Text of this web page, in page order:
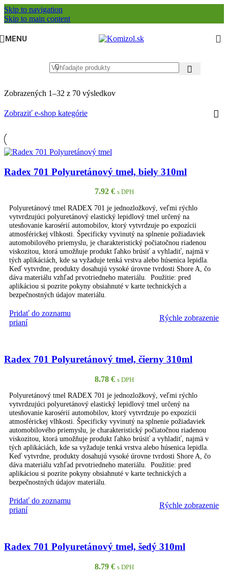
Skip to navigation
Skip to main content
MENU
Zobrazených 1–32 z 70 výsledkov
Zobraziť e-shop kategórie
Radex 701 Polyuretánový tmel, biely 310ml
7.92 € s DPH
Polyuretánový tmel RADEX 701 je jednozložkový, veľmi rýchlo
vytvrdzujúci polyuretánový elastický lepidlový tmel určený na
utesňovanie karosérií automobilov, ktorý vytvrdzuje po expozícii
atmosférickej vlhkosti. Špecificky vyvinutý na splnenie požiadaviek
automobilového priemyslu, je charakteristický počiatočnou riadenou
viskozitou, ktorá umožňuje produkt ľahko brúsiť a vyhladiť, najmä v
tých aplikáciách, kde sa vyžaduje tenká vrstva alebo húsenica lepidla.
Keď vytvrdne, produkty dosahujú vysoké úrovne tvrdosti Shore A, čo
dáva materiálu vzhľad prvotriedneho materiálu. Použitie: pred
aplikáciou si pozrite pokyny obsiahnuté v karte technických a
bezpečnostných údajov materiálu.
Pridať do zoznamu
prianí
Rýchle zobrazenie
Radex 701 Polyuretánový tmel, čierny 310ml
8.78 € s DPH
Polyuretánový tmel RADEX 701 je jednozložkový, veľmi rýchlo
vytvrdzujúci polyuretánový elastický lepidlový tmel určený na
utesňovanie karosérií automobilov, ktorý vytvrdzuje po expozícii
atmosférickej vlhkosti. Špecificky vyvinutý na splnenie požiadaviek
automobilového priemyslu, je charakteristický počiatočnou riadenou
viskozitou, ktorá umožňuje produkt ľahko brúsiť a vyhladiť, najmä v
tých aplikáciách, kde sa vyžaduje tenká vrstva alebo húsenica lepidla.
Keď vytvrdne, produkty dosahujú vysoké úrovne tvrdosti Shore A, čo
dáva materiálu vzhľad prvotriedneho materiálu. Použitie: pred
aplikáciou si pozrite pokyny obsiahnuté v karte technických a
bezpečnostných údajov materiálu.
Pridať do zoznamu
prianí
Rýchle zobrazenie
Radex 701 Polyuretánový tmel, šedý 310ml
8.79 € s DPH